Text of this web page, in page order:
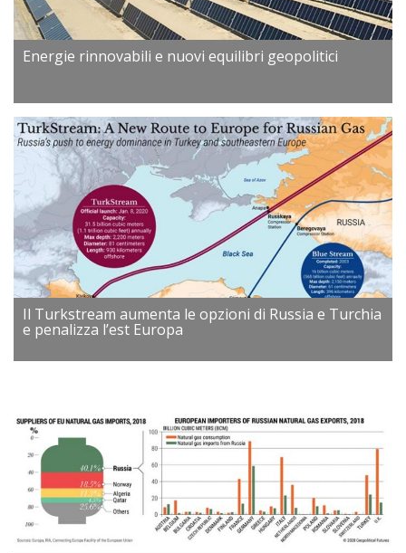
Energie rinnovabili e nuovi equilibri geopolitici
Il Turkstream aumenta le opzioni di Russia e Turchia
e penalizza l’est Europa